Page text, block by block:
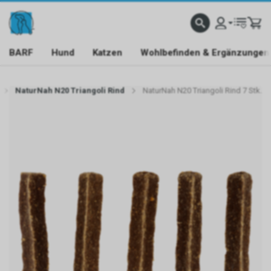
BARF Hund Katzen Wohlbefinden & Ergänzungen
NaturNah N20 Triangoli Rind NaturNah N20 Triangoli Rind 7 Stk.